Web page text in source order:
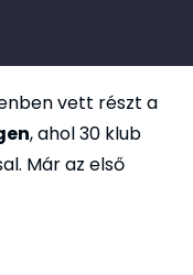
vett részt a
, ahol 30 klub
Már az első